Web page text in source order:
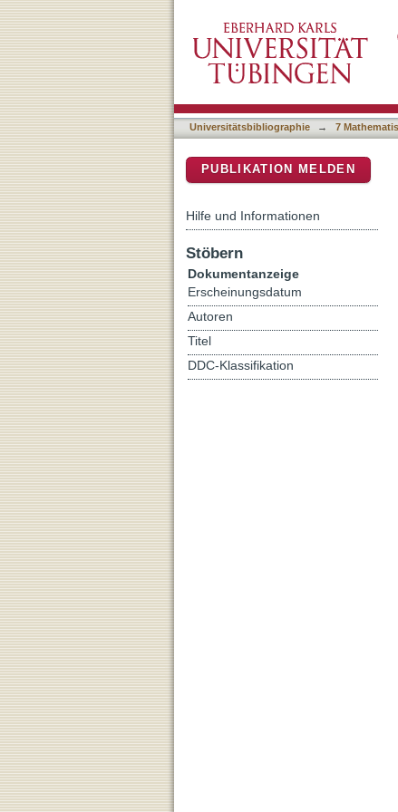
wrasse Coris julis
Universitätsbibliographie → 7
PUBLIKATION MELDEN
Hilfe und Informationen
Stöbern
Dokumentanzeige
Erscheinungsdatum
Autoren
Titel
DDC-Klassifikation